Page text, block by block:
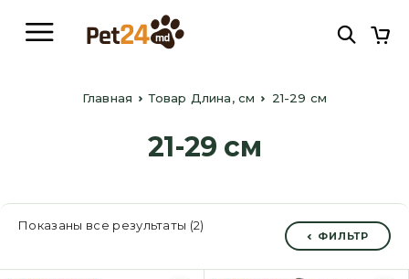
Главная Товар Длина, см 21-29 см
21-29 см
Показаны все результаты (2)
ФИЛЬТР